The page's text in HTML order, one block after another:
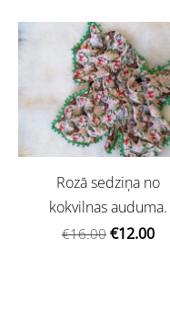
Rozā sedziņa no
kokvilnas auduma.
€16.00 €12.00